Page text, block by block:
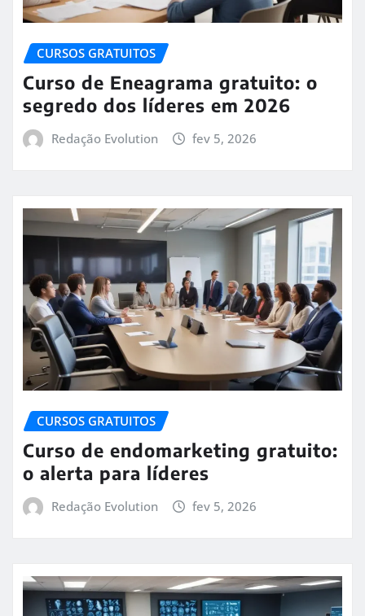
CURSOS GRATUITOS
Curso de Eneagrama gratuito: o
segredo dos líderes em 2026
Redação Evolution fev 5, 2026
CURSOS GRATUITOS
Curso de endomarketing gratuito:
o alerta para líderes
Redação Evolution fev 5, 2026